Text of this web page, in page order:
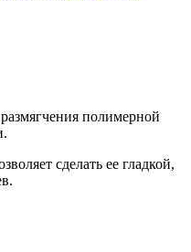
полимерной
сделать ее гладкой,